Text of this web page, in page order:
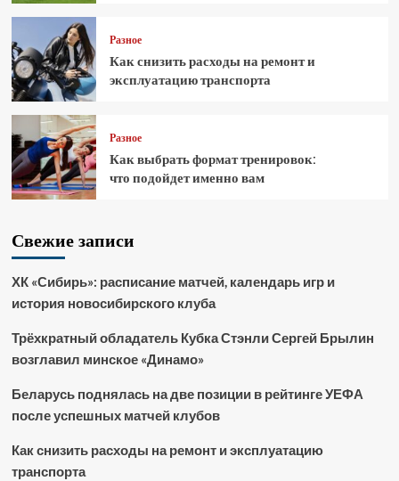
Разное
Как снизить расходы на ремонт и
эксплуатацию транспорта
Разное
Как выбрать формат тренировок:
что подойдет именно вам
Свежие записи
ХК «Сибирь»: расписание матчей, календарь игр и
история новосибирского клуба
Трёхкратный обладатель Кубка Стэнли Сергей Брылин
возглавил минское «Динамо»
Беларусь поднялась на две позиции в рейтинге УЕФА
после успешных матчей клубов
Как снизить расходы на ремонт и эксплуатацию
транспорта